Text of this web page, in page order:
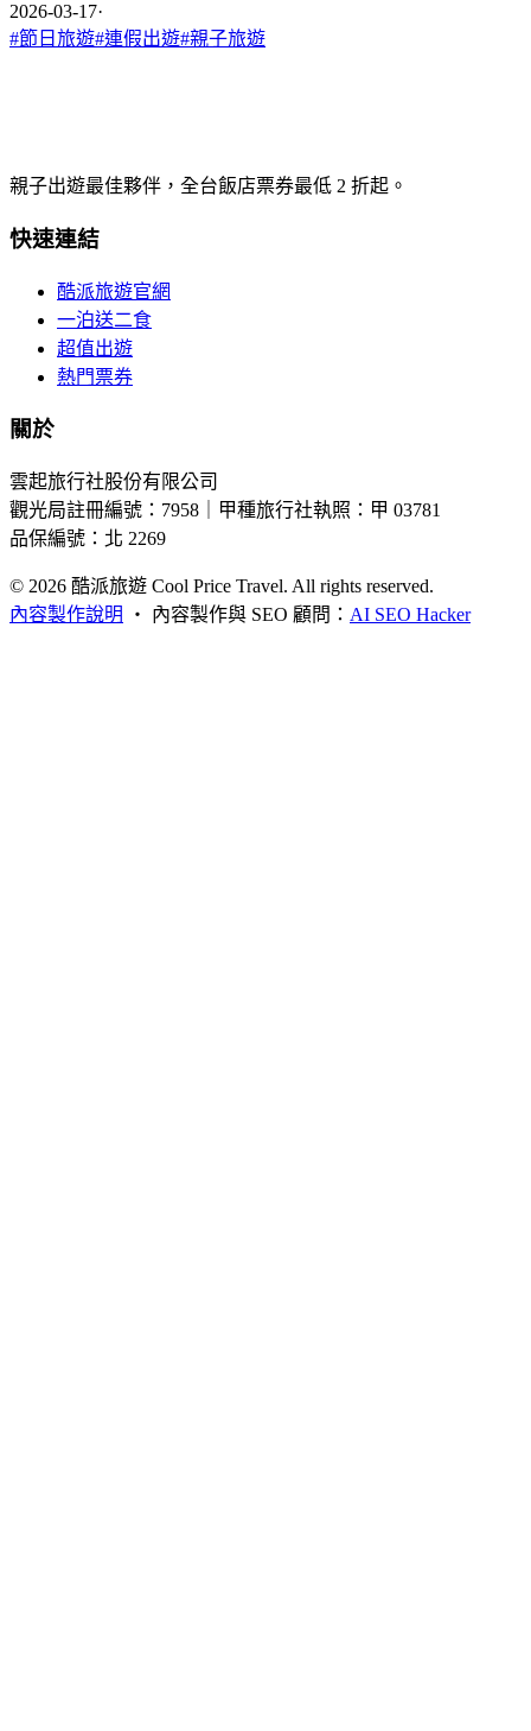
2026-03-17·
#節日旅遊#連假出遊#親子旅遊
親子出遊最佳夥伴，全台飯店票券最低 2 折起。
快速連結
酷派旅遊官網
一泊送二食
超值出遊
熱門票券
關於
雲起旅行社股份有限公司
觀光局註冊編號：7958｜甲種旅行社執照：甲 03781
品保編號：北 2269
© 2026 酷派旅遊 Cool Price Travel. All rights reserved.
內容製作說明
・ 內容製作與 SEO 顧問： AI SEO Hacker